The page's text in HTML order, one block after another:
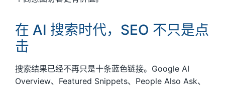
在 AI 搜索时代，SEO 不只是点
击
搜索结果已经不再只是十条蓝色链接。Google AI
Overview、Featured Snippets、People Also Ask、